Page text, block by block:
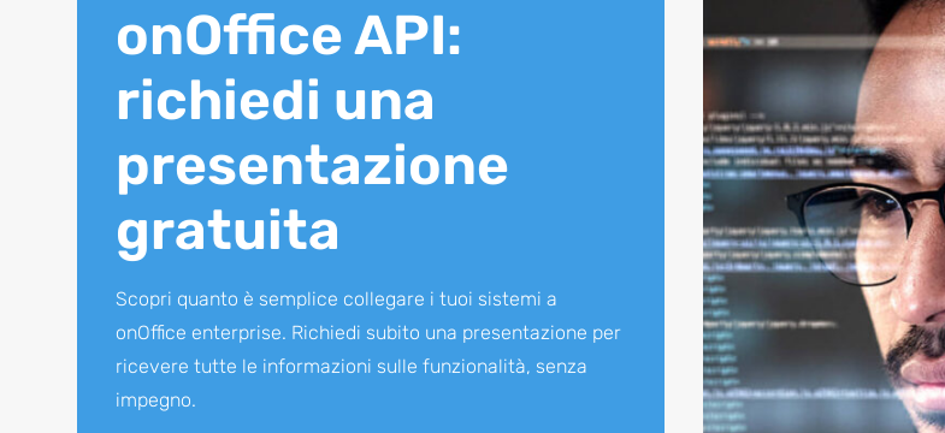
onOffice API:
richiedi una
presentazione
gratuita
Scopri quanto è semplice collegare i tuoi sistemi a
onOffice enterprise. Richiedi subito una presentazione per
ricevere tutte le informazioni sulle funzionalità, senza
impegno.